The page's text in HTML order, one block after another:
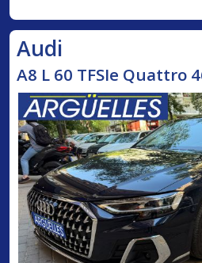
Audi
A8 L 60 TFSIe Quattro